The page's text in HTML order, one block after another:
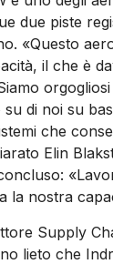
due piste
«Questo
il che è
di noi su
che
Elin
la nostra
Supply
lieto che